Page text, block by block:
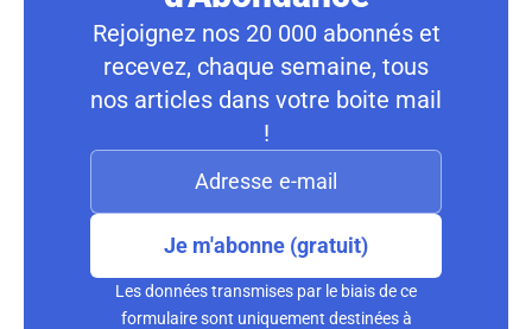
Rejoignez nos 20 000 abonnés et
recevez, chaque semaine, tous
nos articles dans votre boite mail
!
Je m'abonne (gratuit)
Les données transmises par le biais de ce
formulaire sont uniquement destinées à